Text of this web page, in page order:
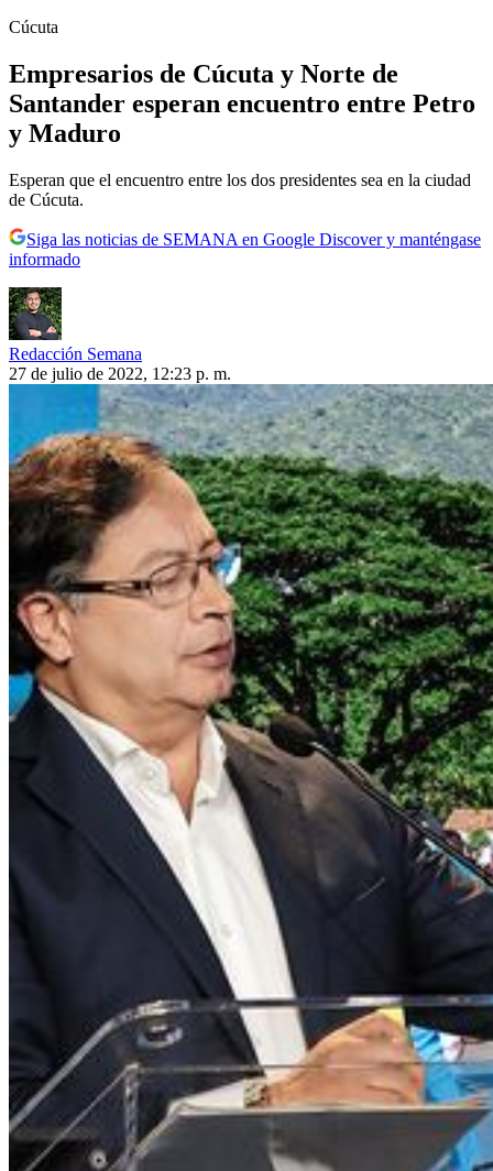
Cúcuta
Empresarios de Cúcuta y Norte de
Santander esperan encuentro entre Petro
y Maduro
Esperan que el encuentro entre los dos presidentes sea en la ciudad
de Cúcuta.
Siga las noticias de SEMANA en Google Discover y manténgase
informado
Redacción Semana
27 de julio de 2022, 12:23 p. m.